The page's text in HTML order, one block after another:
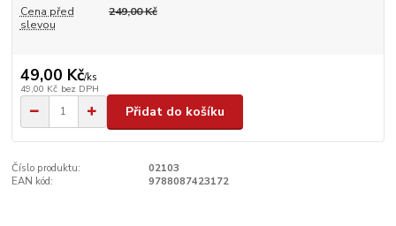
Cena před
slevou
249,00 Kč
49,00 Kč/ks
49,00 Kč bez DPH
Přidat do košíku
Číslo produktu:
02103
EAN kód:
9788087423172